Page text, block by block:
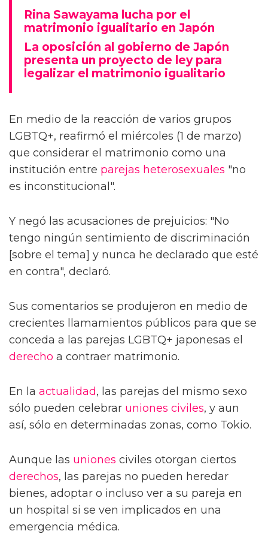
Rina Sawayama lucha por el
matrimonio igualitario en Japón
La oposición al gobierno de Japón
presenta un proyecto de ley para
legalizar el matrimonio igualitario
En medio de la reacción de varios grupos
LGBTQ+, reafirmó el miércoles (1 de marzo)
que considerar el matrimonio como una
institución entre parejas heterosexuales "no
es inconstitucional".
Y negó las acusaciones de prejuicios: "No
tengo ningún sentimiento de discriminación
[sobre el tema] y nunca he declarado que esté
en contra", declaró.
Sus comentarios se produjeron en medio de
crecientes llamamientos públicos para que se
conceda a las parejas LGBTQ+ japonesas el
derecho a contraer matrimonio.
En la actualidad, las parejas del mismo sexo
sólo pueden celebrar uniones civiles, y aun
así, sólo en determinadas zonas, como Tokio.
Aunque las uniones civiles otorgan ciertos
derechos, las parejas no pueden heredar
bienes, adoptar o incluso ver a su pareja en
un hospital si se ven implicados en una
emergencia médica.